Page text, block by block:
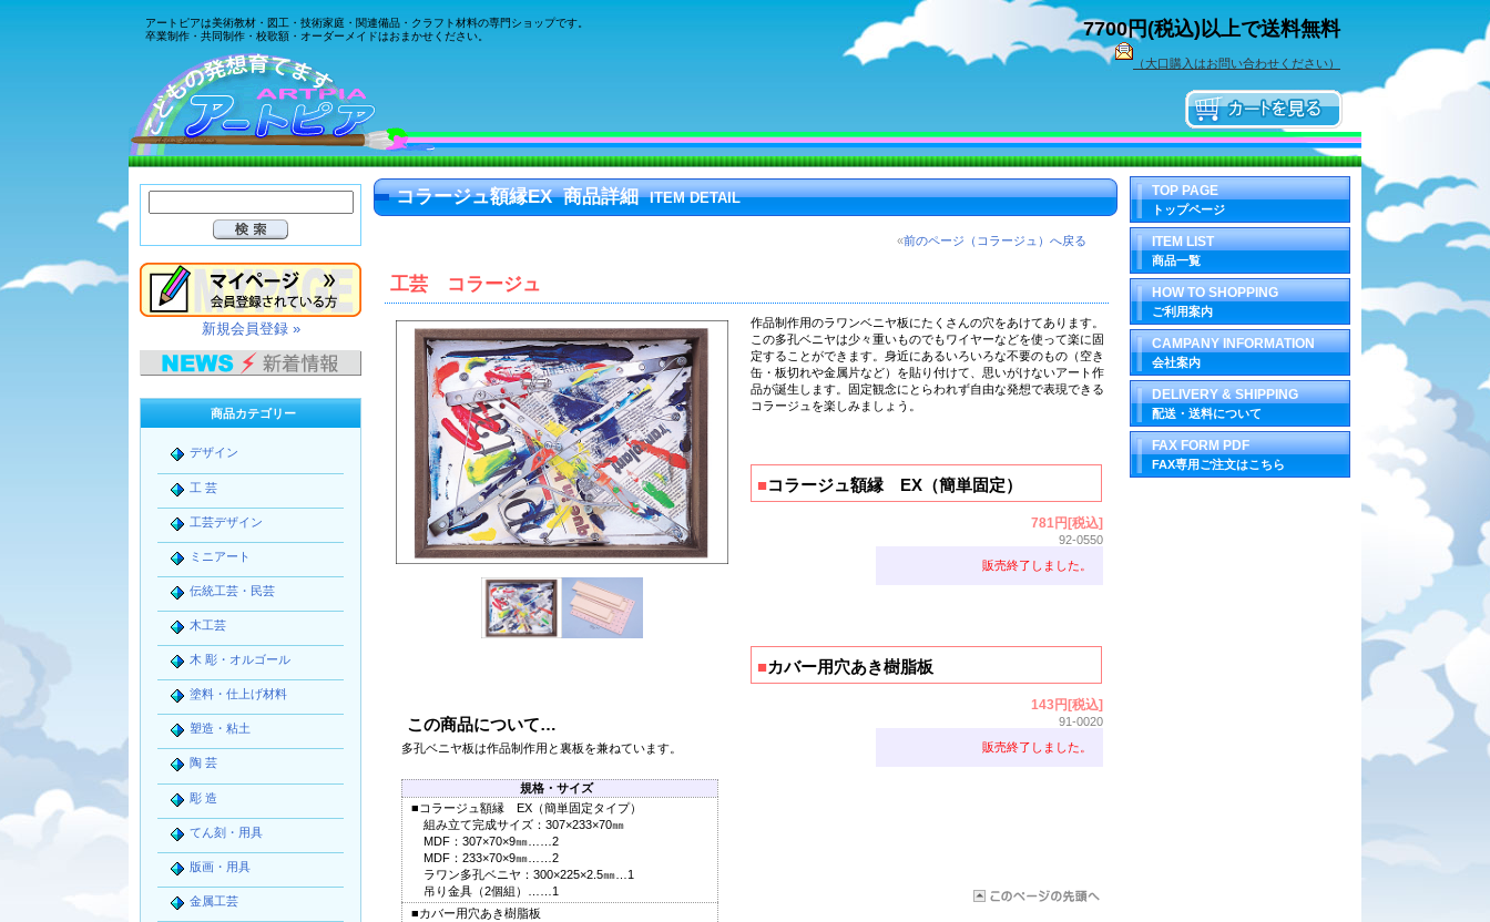
アートピアは美術教材・図工・技術家庭・関連備品・クラフト材料の専門ショップです。
卒業制作・共同制作・校歌額・オーダーメイドはおまかせください。
7700円(税込)以上で送料無料
（大口購入はお問い合わせください）
コラージュ額縁EX 商品詳細 ITEM DETAIL
«前のページ（コラージュ）へ戻る
工芸 コラージュ
作品制作用のラワンベニヤ板にたくさんの穴をあけてあります。
この多孔ベニヤは少々重いものでもワイヤーなどを使って楽に固
定することができます。身近にあるいろいろな不要のもの（空き
缶・板切れや金属片など）を貼り付けて、思いがけないアート作
品が誕生します。固定観念にとらわれず自由な発想で表現できる
コラージュを楽しみましょう。
■コラージュ額縁 EX（簡単固定）
781円[税込]
92-0550
販売終了しました。
■カバー用穴あき樹脂板
143円[税込]
91-0020
販売終了しました。
この商品について…
多孔ベニヤ板は作品制作用と裏板を兼ねています。
規格・サイズ
■コラージュ額縁 EX（簡単固定タイプ）
組み立て完成サイズ：307×233×70㎜
MDF：307×70×9㎜……2
MDF：233×70×9㎜……2
ラワン多孔ベニヤ：300×225×2.5㎜…1
吊り金具（2個組）……1
■カバー用穴あき樹脂板
TOP PAGE
トップページ
ITEM LIST
商品一覧
HOW TO SHOPPING
ご利用案内
CAMPANY INFORMATION
会社案内
DELIVERY & SHIPPING
配送・送料について
FAX FORM PDF
FAX専用ご注文はこちら
新規会員登録 »
商品カテゴリー
デザイン
工 芸
工芸デザイン
ミニアート
伝統工芸・民芸
木工芸
木 彫・オルゴール
塗料・仕上げ材料
塑造・粘土
陶 芸
彫 造
てん刻・用具
版画・用具
金属工芸